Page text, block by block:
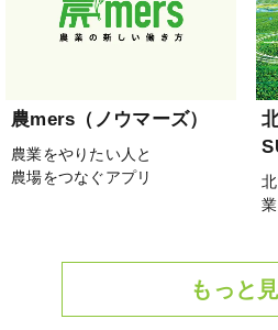
農mers（ノウマーズ）
農業をやりたい人と
農場をつなぐアプリ
もっと